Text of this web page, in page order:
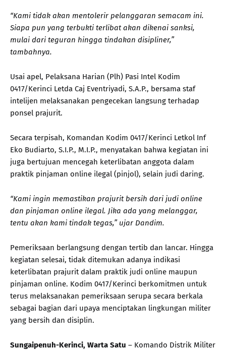
“Kami tidak akan mentolerir pelanggaran semacam ini.
Siapa pun yang terbukti terlibat akan dikenai sanksi,
mulai dari teguran hingga tindakan disipliner,”
tambahnya.
Usai apel, Pelaksana Harian (Plh) Pasi Intel Kodim
0417/Kerinci Letda Caj Eventriyadi, S.A.P., bersama staf
intelijen melaksanakan pengecekan langsung terhadap
ponsel prajurit.
Secara terpisah, Komandan Kodim 0417/Kerinci Letkol Inf
Eko Budiarto, S.I.P., M.I.P., menyatakan bahwa kegiatan ini
juga bertujuan mencegah keterlibatan anggota dalam
praktik pinjaman online ilegal (pinjol), selain judi daring.
“Kami ingin memastikan prajurit bersih dari judi online
dan pinjaman online ilegal. Jika ada yang melanggar,
tentu akan kami tindak tegas,” ujar Dandim.
Pemeriksaan berlangsung dengan tertib dan lancar. Hingga
kegiatan selesai, tidak ditemukan adanya indikasi
keterlibatan prajurit dalam praktik judi online maupun
pinjaman online. Kodim 0417/Kerinci berkomitmen untuk
terus melaksanakan pemeriksaan serupa secara berkala
sebagai bagian dari upaya menciptakan lingkungan militer
yang bersih dan disiplin.
Sungaipenuh-Kerinci, Warta Satu – Komando Distrik Militer